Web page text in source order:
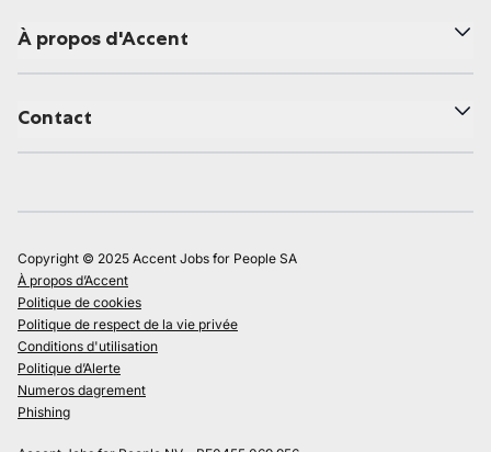
À propos d'Accent
Contact
Copyright © 2025 Accent Jobs for People SA
À propos d’Accent
Politique de cookies
Politique de respect de la vie privée
Conditions d'utilisation
Politique d’Alerte
Numeros dagrement
Phishing